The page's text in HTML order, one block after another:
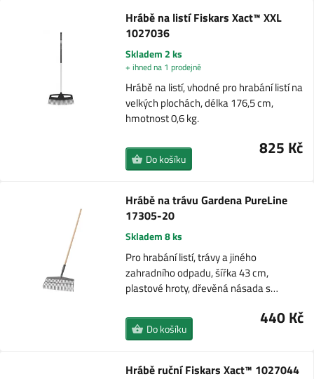
Hrábě na listí Fiskars Xact™ XXL
1027036
Skladem 2 ks
+ ihned na 1 prodejně
Hrábě na listí, vhodné pro hrabání listí na
velkých plochách, délka 176,5 cm,
hmotnost 0,6 kg.
825 Kč
Do košíku
Hrábě na trávu Gardena PureLine
17305-20
Skladem 8 ks
Pro hrabání listí, trávy a jiného
zahradního odpadu, šířka 43 cm,
plastové hroty, dřevěná násada s…
440 Kč
Do košíku
Hrábě ruční Fiskars Xact™ 1027044